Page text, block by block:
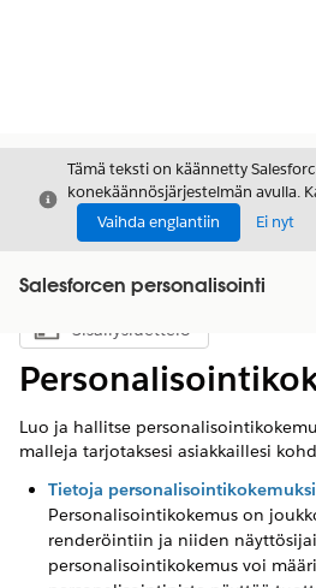
Sulje
Tämä teksti on käännetty
konekäännösjärjestelmän avulla.
Vaihda englantiin
Ei nyt
Salesforcen personalisointi
Näytä sisällysluettelo
Sisällysluettelo
Luo ja hallitse
malleja tarjotaksesi asiakkaillesi
Tietoja
Personalisointikokemus on
renderöintiin ja niiden
personalisointikokemus voi